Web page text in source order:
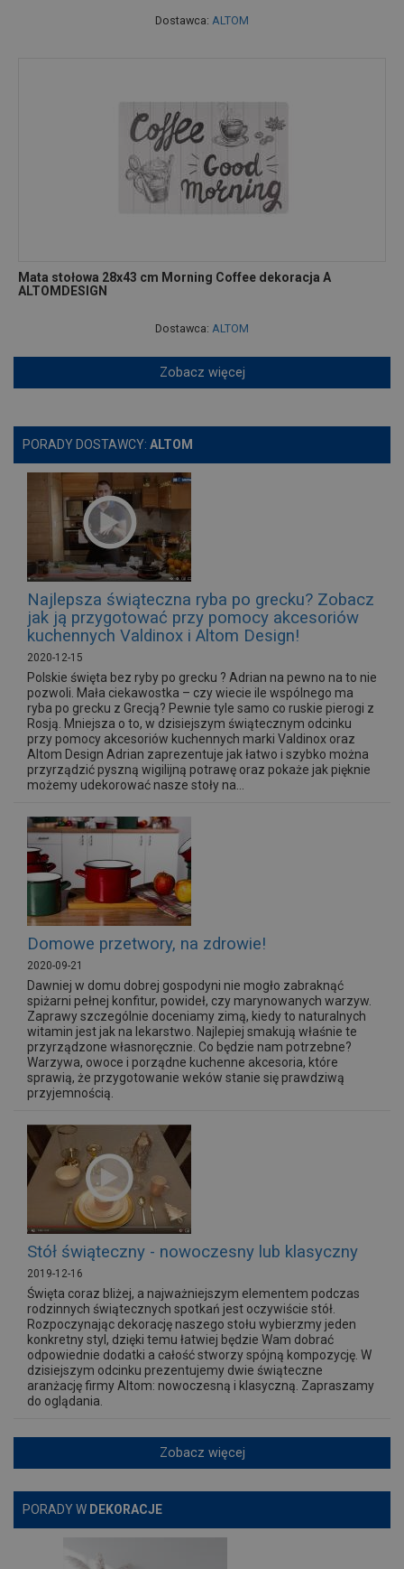
Dostawca: ALTOM
Mata stołowa 28x43 cm Morning Coffee dekoracja A
ALTOMDESIGN
Dostawca: ALTOM
Zobacz więcej
PORADY DOSTAWCY: ALTOM
Najlepsza świąteczna ryba po grecku? Zobacz
jak ją przygotować przy pomocy akcesoriów
kuchennych Valdinox i Altom Design!
2020-12-15
Polskie święta bez ryby po grecku ? Adrian na pewno na to nie
pozwoli. Mała ciekawostka – czy wiecie ile wspólnego ma
ryba po grecku z Grecją? Pewnie tyle samo co ruskie pierogi z
Rosją. Mniejsza o to, w dzisiejszym świątecznym odcinku
przy pomocy akcesoriów kuchennych marki Valdinox oraz
Altom Design Adrian zaprezentuje jak łatwo i szybko można
przyrządzić pyszną wigilijną potrawę oraz pokaże jak pięknie
możemy udekorować nasze stoły na...
Domowe przetwory, na zdrowie!
2020-09-21
Dawniej w domu dobrej gospodyni nie mogło zabraknąć
spiżarni pełnej konfitur, powideł, czy marynowanych warzyw.
Zaprawy szczególnie doceniamy zimą, kiedy to naturalnych
witamin jest jak na lekarstwo. Najlepiej smakują właśnie te
przyrządzone własnoręcznie. Co będzie nam potrzebne?
Warzywa, owoce i porządne kuchenne akcesoria, które
sprawią, że przygotowanie weków stanie się prawdziwą
przyjemnością.
Stół świąteczny - nowoczesny lub klasyczny
2019-12-16
Święta coraz bliżej, a najważniejszym elementem podczas
rodzinnych świątecznych spotkań jest oczywiście stół.
Rozpoczynając dekorację naszego stołu wybierzmy jeden
konkretny styl, dzięki temu łatwiej będzie Wam dobrać
odpowiednie dodatki a całość stworzy spójną kompozycję. W
dzisiejszym odcinku prezentujemy dwie świąteczne
aranżację firmy Altom: nowoczesną i klasyczną. Zapraszamy
do oglądania.
Zobacz więcej
PORADY W DEKORACJE